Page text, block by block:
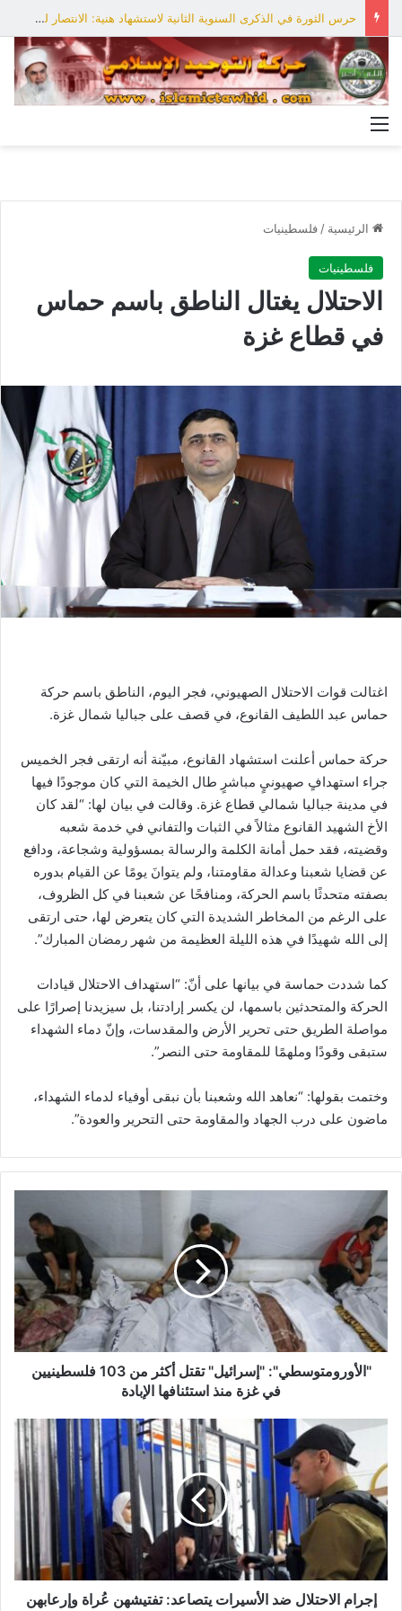
حرس الثورة في الذكرى السنوية الثانية لاستشهاد هنية: الانتصار لفلسطين أقرب
الرئيسية /فلسطينيات
فلسطينيات
الاحتلال يغتال الناطق باسم حماس
في قطاع غزة
اغتالت قوات الاحتلال الصهيوني، فجر اليوم، الناطق باسم حركة
حماس عبد اللطيف القانوع، في قصف على جباليا شمال غزة.
حركة حماس أعلنت استشهاد القانوع، مبيّنة أنه ارتقى فجر الخميس
جراء استهدافٍ صهيونيٍ مباشرٍ طال الخيمة التي كان موجودًا فيها
في مدينة جباليا شمالي قطاع غزة. وقالت في بيان لها: “لقد كان
الأخ الشهيد القانوع مثالاً في الثبات والتفاني في خدمة شعبه
وقضيته، فقد حمل أمانة الكلمة والرسالة بمسؤولية وشجاعة، ودافع
عن قضايا شعبنا وعدالة مقاومتنا، ولم يتوانَ يومًا عن القيام بدوره
بصفته متحدثًا باسم الحركة، ومنافحًا عن شعبنا في كل الظروف،
على الرغم من المخاطر الشديدة التي كان يتعرض لها، حتى ارتقى
إلى الله شهيدًا في هذه الليلة العظيمة من شهر رمضان المبارك”.
كما شددت حماسة في بيانها على أنّ: “استهداف الاحتلال قيادات
الحركة والمتحدثين باسمها، لن يكسر إرادتنا، بل سيزيدنا إصرارًا على
مواصلة الطريق حتى تحرير الأرض والمقدسات، وإنّ دماء الشهداء
ستبقى وقودًا وملهمًا للمقاومة حتى النصر”.
وختمت بقولها: “نعاهد الله وشعبنا بأن نبقى أوفياء لدماء الشهداء،
ماضون على درب الجهاد والمقاومة حتى التحرير والعودة”.
"
ا
ل
أ
و
ر
و
ت
ي
:
"
إ
س
ر
ا
"الأورومتوسطي": "إسرائيل" تقتل أكثر من 103 فلسطينيين
في غزة منذ استئنافها الإبادة
إ
ر
ا
م
ا
ل
ا
ح
إجرام الاحتلال ضد الأسيرات يتصاعد: تفتيشهن عُراة وإرعابهن